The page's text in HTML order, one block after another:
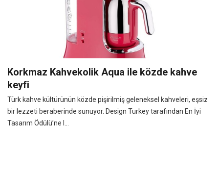
Korkmaz Kahvekolik Aqua ile közde kahve
keyfi
Türk kahve kültürünün közde pişirilmiş geleneksel kahveleri, eşsiz
bir lezzeti beraberinde sunuyor. Design Turkey tarafından En İyi
Tasarım Ödülü’ne l...